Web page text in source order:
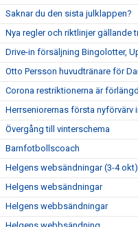
Saknar du den sista julklappen?
Nya regler och riktlinjer gällande
Drive-in försäljning Bingolotter,
Otto Persson huvudtränare för
Corona restriktionerna är
Herrseniorernas första nyförvärv
Övergång till vinterschema
Barnfotbollscoach
Helgens websändningar (3-4 okt)
Helgens websändningar
Helgens webbsändningar